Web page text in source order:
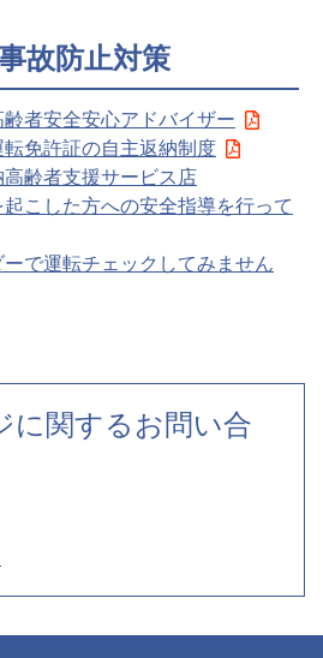
故防止対策
者安全安心アドバイザー
免許証の自主返納制度
齢者支援サービス店
こした方への安全指導を行って
ーで運転チェックしてみません
に関するお問い合